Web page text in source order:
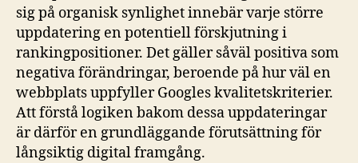
sig på organisk synlighet innebär varje större
uppdatering en potentiell förskjutning i
rankingpositioner. Det gäller såväl positiva som
negativa förändringar, beroende på hur väl en
webbplats uppfyller Googles kvalitetskriterier.
Att förstå logiken bakom dessa uppdateringar
är därför en grundläggande förutsättning för
långsiktig digital framgång.